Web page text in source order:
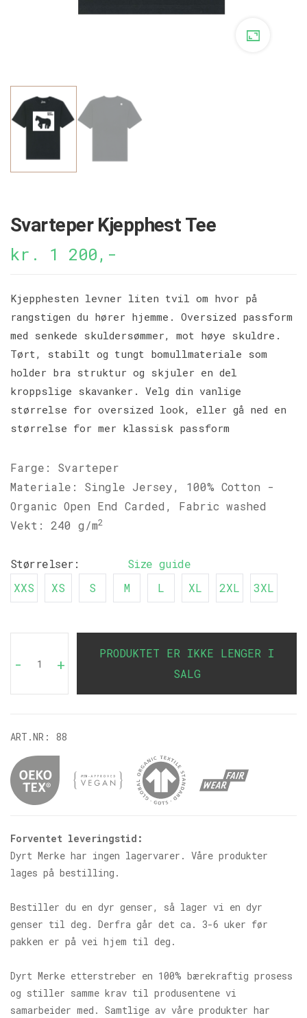
Svarteper Kjepphest Tee
kr. 1 200,-
Kjepphesten levner liten tvil om hvor på
rangstigen du hører hjemme. Oversized passform
med senkede skuldersømmer, mot høye skuldre.
Tørt, stabilt og tungt bomullmateriale som
holder bra struktur og skjuler en del
kroppslige skavanker. Velg din vanlige
størrelse for oversized look, eller gå ned en
størrelse for mer klassisk passform
Farge: Svarteper
Materiale: Single Jersey, 100% Cotton -
Organic Open End Carded, Fabric washed
Vekt: 240 g/m2
Størrelser:
Size guide
XXS
XS S M L XL 2XL 3XL
+
-
PRODUKTET ER IKKE LENGER I
SALG
ART.NR: 88
Forventet leveringstid:
Dyrt Merke har ingen lagervarer. Våre produkter
lages på bestilling.
Bestiller du en dyr genser, så lager vi en dyr
genser til deg. Derfra går det ca. 3-6 uker før
pakken er på vei hjem til deg.
Dyrt Merke etterstreber en 100% bærekraftig prosess
og stiller samme krav til produsentene vi
samarbeider med. Samtlige av våre produkter har